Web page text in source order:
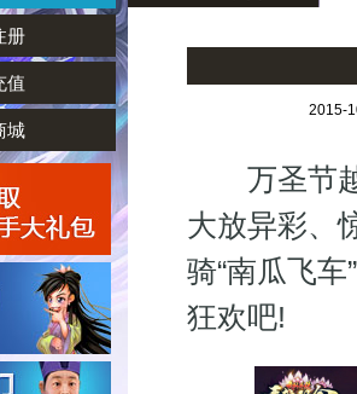
册
值
城
2015-
万圣节越
大放异彩、
骑“南瓜飞
狂欢吧!